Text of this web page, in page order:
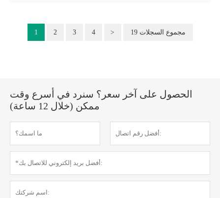
1 2 3 4 > 19 مجموع السجلات
الحصول على آخر سعر؟ سنرد في أسرع وقت
ممكن (خلال 12 ساعة)